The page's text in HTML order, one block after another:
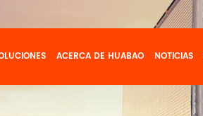
ACERCA DE HUABAO NOTICIAS